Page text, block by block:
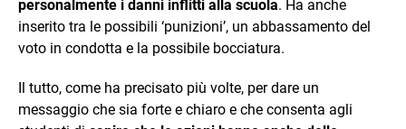
personalmente i danni inflitti alla scuola. Ha anche
inserito tra le possibili ‘punizioni’, un abbassamento del
voto in condotta e la possibile bocciatura.
Il tutto, come ha precisato più volte, per dare un
messaggio che sia forte e chiaro e che consenta agli